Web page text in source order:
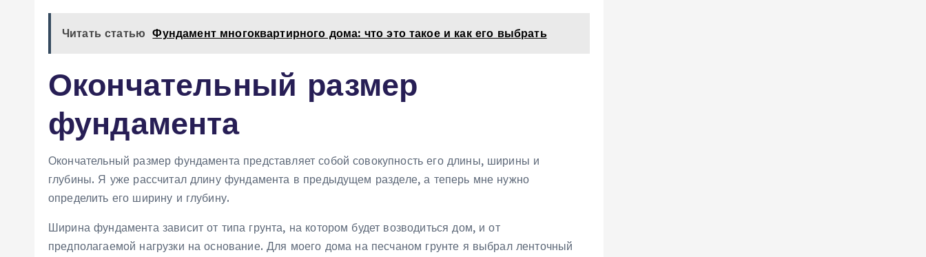
Читать статью Фундамент многоквартирного дома: что это такое и как его выбрать
Окончательный размер
фундамента
Окончательный размер фундамента представляет собой совокупность его длины‚ ширины и
глубины. Я уже рассчитал длину фундамента в предыдущем разделе‚ а теперь мне нужно
определить его ширину и глубину.
Ширина фундамента зависит от типа грунта‚ на котором будет возводиться дом‚ и от
предполагаемой нагрузки на основание. Для моего дома на песчаном грунте я выбрал ленточный